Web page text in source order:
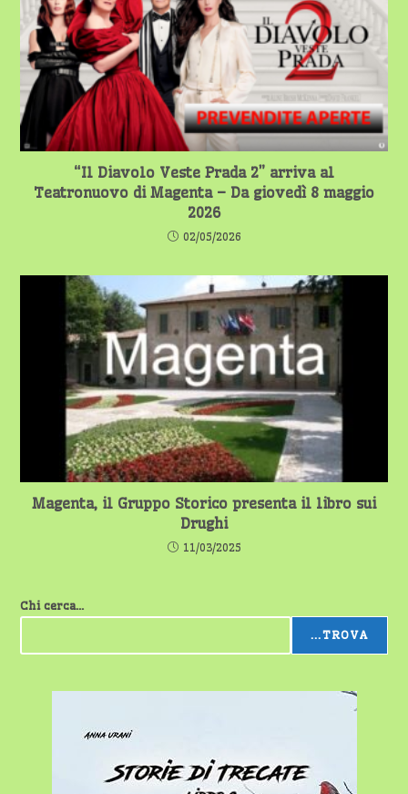
“Il Diavolo Veste Prada 2” arriva al
Teatronuovo di Magenta – Da giovedì 8 maggio
2026
02/05/2026
Magenta, il Gruppo Storico presenta il libro sui
Drughi
11/03/2025
Chi cerca...
...TROVA